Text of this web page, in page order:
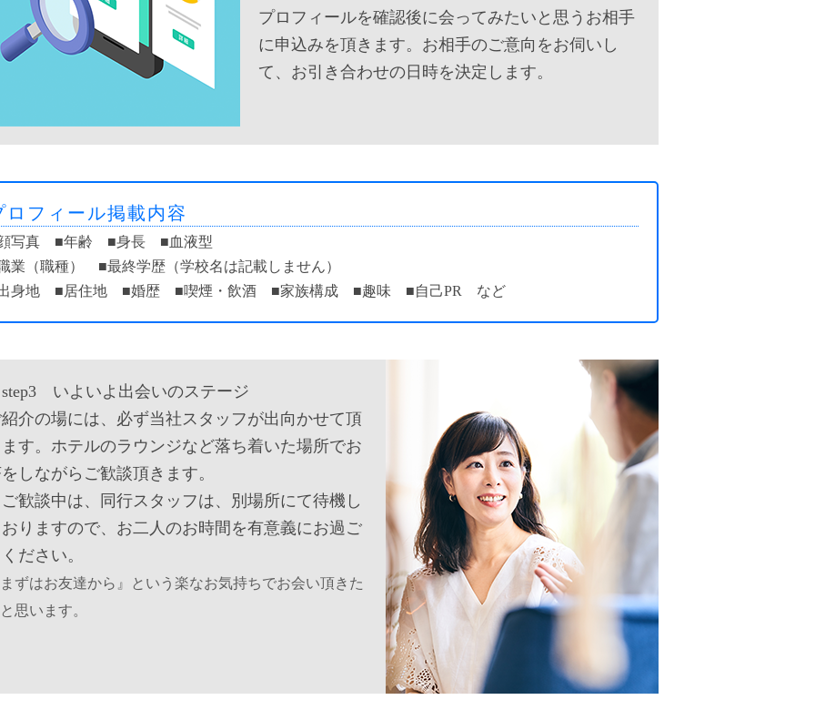
プロフィールを確認後に会ってみたいと思うお相手
に申込みを頂きます。お相手のご意向をお伺いし
て、お引き合わせの日時を決定します。
ロフィール掲載内容
写真 ■年齢 ■身長 ■血液型
業（職種） ■最終学歴（学校名は記載しません）
身地 ■居住地 ■婚歴 ■喫煙・飲酒 ■家族構成 ■趣味 ■自己PR など
いよいよ出会いのステージ
介の場には、必ず当社スタッフが出向かせて頂
す。ホテルのラウンジなど落ち着いた場所でお
しながらご歓談頂きます。
歓談中は、同行スタッフは、別場所にて待機し
りますので、お二人のお時間を有意義にお過ご
ださい。
ずはお友達から』という楽なお気持ちでお会い頂きた
思います。